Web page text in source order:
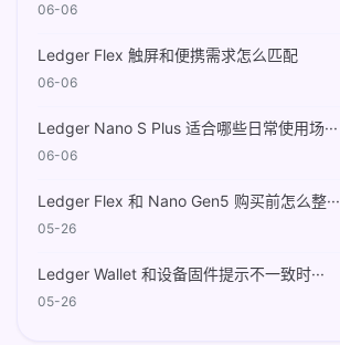
06-06
Ledger Flex 触屏和便携需求怎么匹配
06-06
Ledger Nano S Plus 适合哪些日常使用场···
06-06
Ledger Flex 和 Nano Gen5 购买前怎么整···
05-26
Ledger Wallet 和设备固件提示不一致时···
05-26